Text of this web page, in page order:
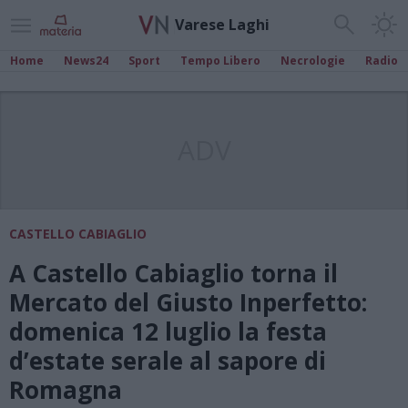
Varese Laghi
Home News24 Sport Tempo Libero Necrologie Radio
CASTELLO CABIAGLIO
A Castello Cabiaglio torna il
Mercato del Giusto Inperfetto:
domenica 12 luglio la festa
d’estate serale al sapore di
Romagna